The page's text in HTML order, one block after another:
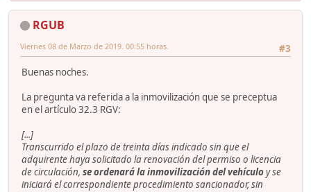
RGUB
#3
Viernes 08 de Marzo de 2019. 00:55 horas.
Buenas noches.
La pregunta va referida a la inmovilización que se preceptua
en el artículo 32.3 RGV:
[...]
Transcurrido el plazo de treinta días indicado sin que el
adquirente haya solicitado la renovación del permiso o licencia
de circulación, se ordenará la inmovilización del vehículoy se
iniciará el correspondiente procedimiento sancionador, sin